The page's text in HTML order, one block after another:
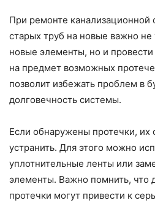
При ремонте канализационной
старых труб на новые важно не
новые элементы, но и
на предмет возможных
позволит избежать проблем в
долговечность системы.
Если обнаружены протечки, их
устранить. Для этого можно
уплотнительные ленты или
элементы. Важно помнить, что
протечки могут привести к